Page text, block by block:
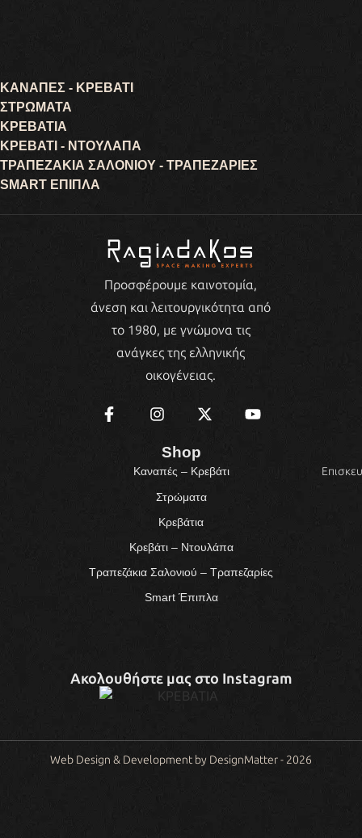
ΚΑΝΑΠΕΣ - ΚΡΕΒΑΤΙ
ΣΤΡΩΜΑΤΑ
ΚΡΕΒΑΤΙΑ
ΚΡΕΒΑΤΙ - ΝΤΟΥΛΑΠΑ
ΤΡΑΠΕΖΑΚΙΑ ΣΑΛΟΝΙΟΥ - ΤΡΑΠΕΖΑΡΙΕΣ
SMART ΕΠΙΠΛΑ
Προσφέρουμε καινοτομία,
άνεση και λειτουργικότητα από
το 1980, με γνώμονα τις
ανάγκες της ελληνικής
οικογένειας.
Shop
Καναπές – Κρεβάτι
Στρώματα
Κρεβάτια
Κρεβάτι – Ντουλάπα
Τραπεζάκια Σαλονιού – Τραπεζαρίες
Smart Έπιπλα
Ακολουθήστε μας στο Instagram
Web Design & Development by DesignMatter - 2026